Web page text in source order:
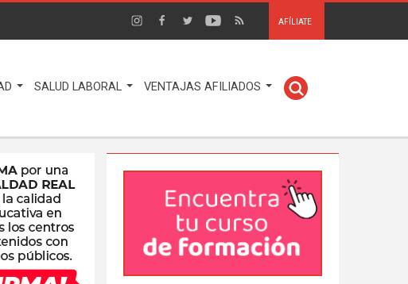
AFÍLIATE
SALUD LABORAL VENTAJAS AFILIADOS